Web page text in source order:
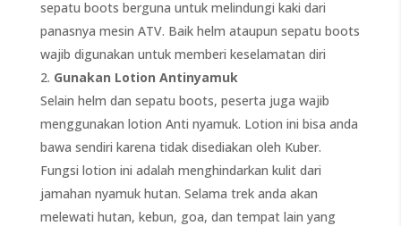
sepatu boots berguna untuk melindungi kaki dari
panasnya mesin ATV. Baik helm ataupun sepatu boots
wajib digunakan untuk memberi keselamatan diri
Gunakan Lotion Antinyamuk
Selain helm dan sepatu boots, peserta juga wajib
menggunakan lotion Anti nyamuk. Lotion ini bisa anda
bawa sendiri karena tidak disediakan oleh Kuber.
Fungsi lotion ini adalah menghindarkan kulit dari
jamahan nyamuk hutan. Selama trek anda akan
melewati hutan, kebun, goa, dan tempat lain yang